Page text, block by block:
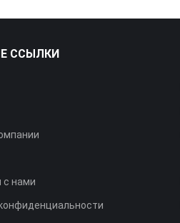
ССЫЛКИ
с нами